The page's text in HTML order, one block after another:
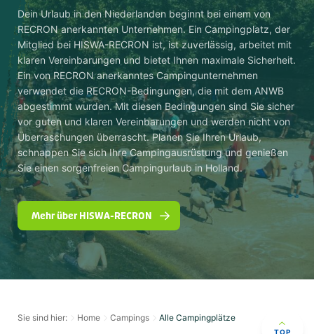
Dein Urlaub in den Niederlanden beginnt bei einem von
RECRON anerkannten Unternehmen. Ein Campingplatz, der
Mitglied bei HISWA-RECRON ist, ist zuverlässig, arbeitet mit
klaren Vereinbarungen und bietet Ihnen maximale Sicherheit.
Ein von RECRON anerkanntes Campingunternehmen
verwendet die RECRON-Bedingungen, die mit dem ANWB
abgestimmt wurden. Mit diesen Bedingungen sind Sie sicher
vor guten und klaren Vereinbarungen und werden nicht von
Überraschungen überrascht. Planen Sie Ihren Urlaub,
schnappen Sie sich Ihre Campingausrüstung und genießen
Sie einen sorgenfreien Campingurlaub in Holland.
Mehr über HISWA-RECRON
Sie sind hier: Home Campings Alle Campingplätze
TOP